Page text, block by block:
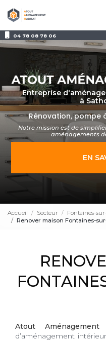
au
contenu
principal
04 78 08 78 06
Entreprise
à
Rénovation, pompe
Notre mission est de
aménagements
EN
Accueil Secteur
Fontaines-
Renover maison Fontaines-
Atout Aménagement
d’aménagement